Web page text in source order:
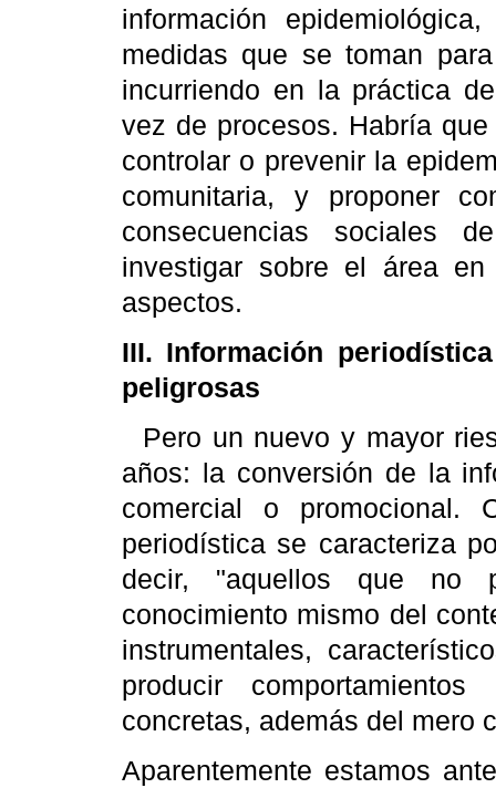
información
medidas que se toman
incurriendo en la práctica
vez de procesos. Habría
controlar o prevenir la
comunitaria, y proponer
consecuencias sociales
investigar sobre el área en
aspectos.
III. Información
peligrosas
Pero un nuevo y mayor
años: la conversión de la
comercial o promocional.
periodística se caracteriza
decir, "aquellos que no
conocimiento mismo del
instrumentales,
producir
concretas, además del mero
Aparentemente estamos